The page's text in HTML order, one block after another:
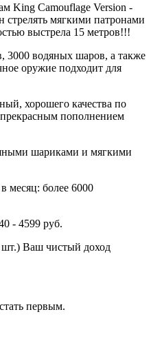
King Camouflage Version -
мягкими патронами
выстрела 15 метров!!!
3000 водяных шаров, а также
оружие подходит для
хорошего качества по
пополнением
шариками и мягкими
месяц: более 6000
- 4599 руб.
Ваш чистый доход
первым.